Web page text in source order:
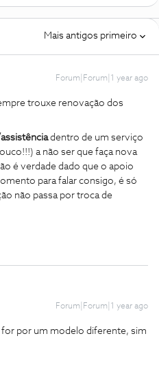
Mais antigos primeiro
Forum|Forum|1 year ago
trouxe renovação dos
dentro de um serviço
a não ser que faça nova
é verdade dado que o apoio
para falar consigo, é só
não passa por troca de
Forum|Forum|1 year ago
for por um modelo diferente, sim